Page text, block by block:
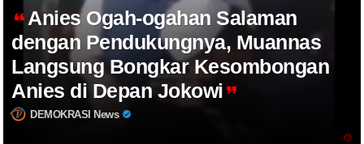
Anies Ogah-ogahan Salaman
dengan Pendukungnya, Muannas
Langsung Bongkar Kesombongan
Anies di Depan Jokowi
DEMOKRASI News